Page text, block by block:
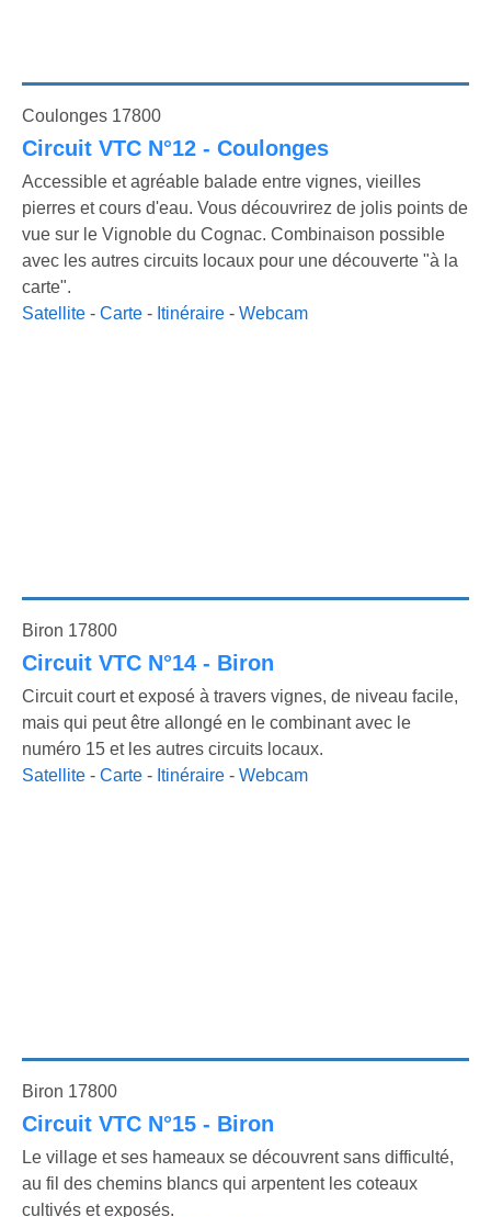
Coulonges 17800
Circuit VTC N°12 - Coulonges
Accessible et agréable balade entre vignes, vieilles
pierres et cours d'eau. Vous découvrirez de jolis points de
vue sur le Vignoble du Cognac. Combinaison possible
avec les autres circuits locaux pour une découverte "à la
carte".
Satellite - Carte - Itinéraire - Webcam
Biron 17800
Circuit VTC N°14 - Biron
Circuit court et exposé à travers vignes, de niveau facile,
mais qui peut être allongé en le combinant avec le
numéro 15 et les autres circuits locaux.
Satellite - Carte - Itinéraire - Webcam
Biron 17800
Circuit VTC N°15 - Biron
Le village et ses hameaux se découvrent sans difficulté,
au fil des chemins blancs qui arpentent les coteaux
cultivés et exposés.